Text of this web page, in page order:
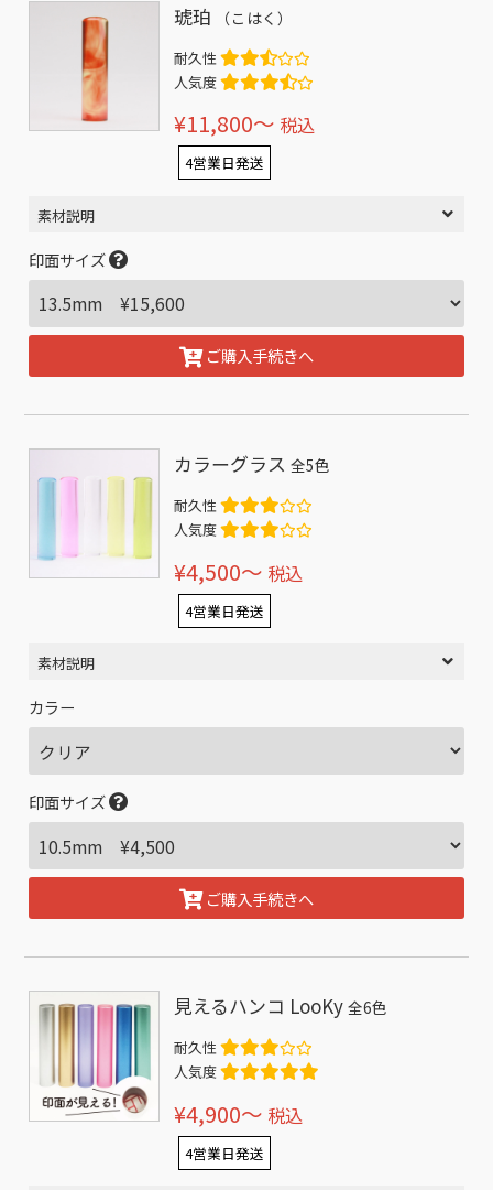
琥珀 （こはく）
耐久性
人気度
¥11,800〜 税込
4営業日発送
素材説明
印面サイズ
ご購入手続きへ
カラーグラス全5色
耐久性
人気度
¥4,500〜 税込
4営業日発送
素材説明
カラー
印面サイズ
ご購入手続きへ
見えるハンコ LooKy全6色
耐久性
人気度
¥4,900〜 税込
4営業日発送